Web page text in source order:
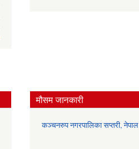
मौसम जानकारी
कञ्चनरुप नगरपालिका सप्तरी, नेपाल